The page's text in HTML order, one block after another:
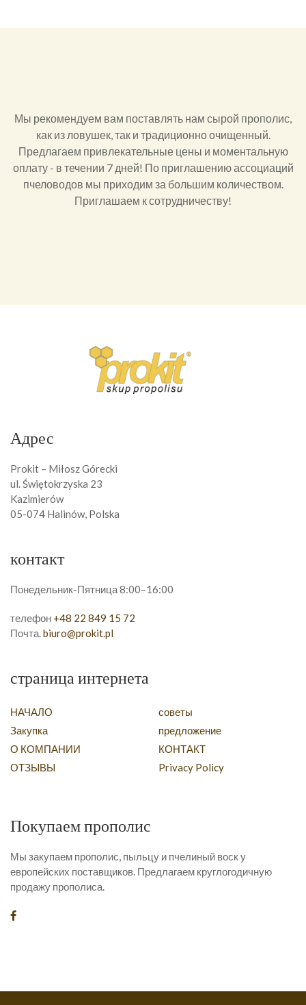
Мы рекомендуем вам поставлять нам сырой прополис,
как из ловушек, так и традиционно очищенный.
Предлагаем привлекательные цены и моментальную
оплату - в течении 7 дней! По приглашению ассоциаций
пчеловодов мы приходим за большим количеством.
Приглашаем к сотрудничеству!
Адрес
Prokit – Miłosz Górecki
ul. Świętokrzyska 23
Kazimierów
05-074 Halinów, Polska
контакт
Понедельник-Пятница 8:00–16:00
телефон +48 22 849 15 72
Почта.biuro@prokit.pl
страница интернета
НАЧАЛО
Закупка
О КОМПАНИИ
ОТЗЫВЫ
советы
предложение
КОНТАКТ
Privacy Policy
Покупаем прополис
Мы закупаем прополис, пыльцу и пчелиный воск у
европейских поставщиков. Предлагаем круглогодичную
продажу прополиса.